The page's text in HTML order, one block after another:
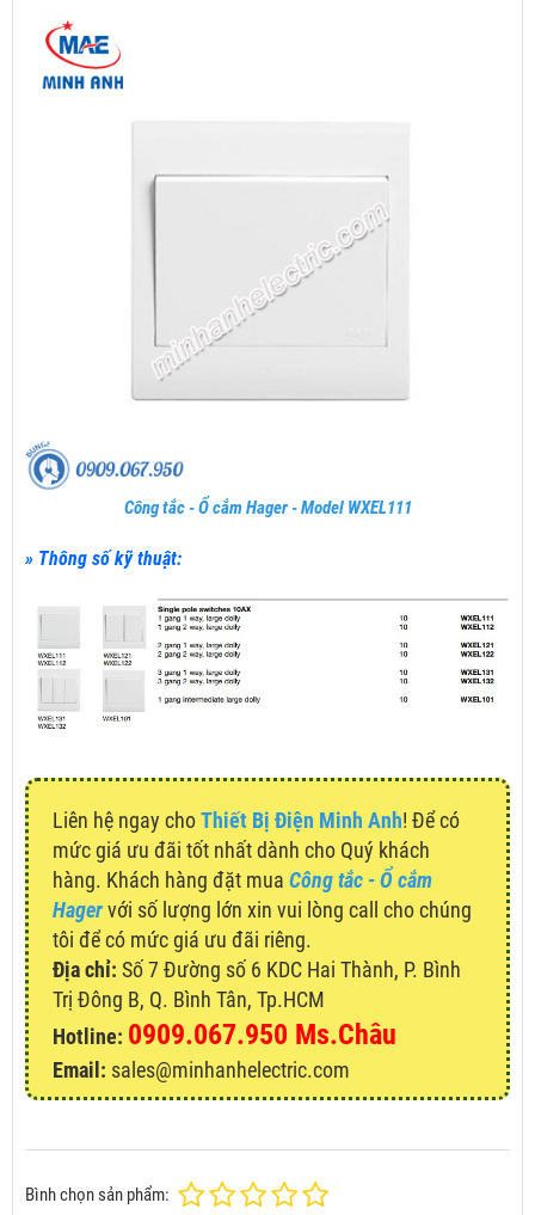
Công tắc - Ổ cắm Hager - Model WXEL111
» Thông số kỹ thuật:
Liên hệ ngay choThiết Bị Điện Minh Anh! Để có
mức giá ưu đãi tốt nhất dành cho Quý khách
hàng. Khách hàng đặt mua Công tắc - Ổ cắm
Hagervới số lượng lớn xin vui lòng call cho chúng
tôi để có mức giá ưu đãi riêng.
Địa chỉ: Số 7 Đường số 6 KDC Hai Thành, P. Bình
Trị Đông B, Q. Bình Tân, Tp.HCM
Hotline: 0909.067.950 Ms.Châu
Email: sales@minhanhelectric.com
Bình chọn sản phẩm: